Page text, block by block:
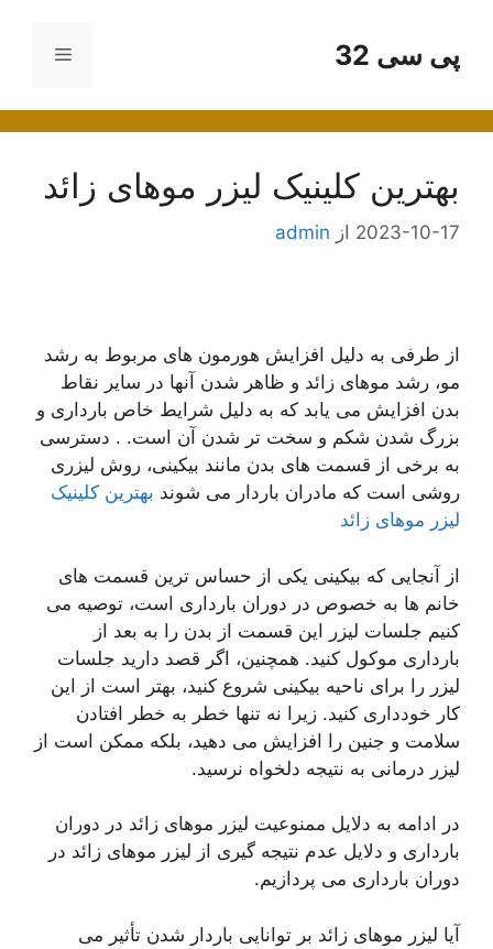
محتواپی سی 32 فهرست
بهترین کلینیک لیزر موهای زائد
2023-10-17 از admin
از طرفی به دلیل افزایش هورمون های مربوط به رشد
مو، رشد موهای زائد و ظاهر شدن آنها در سایر نقاط
بدن افزایش می یابد که به دلیل شرایط خاص بارداری و
بزرگ شدن شکم و سخت تر شدن آن است. . دسترسی
به برخی از قسمت های بدن مانند بیکینی، روش لیزری
روشی است که مادران باردار می شوند بهترین کلینیک
لیزر موهای زائد
از آنجایی که بیکینی یکی از حساس ترین قسمت های
خانم ها به خصوص در دوران بارداری است، توصیه می
کنیم جلسات لیزر این قسمت از بدن را به بعد از
بارداری موکول کنید. همچنین، اگر قصد دارید جلسات
لیزر را برای ناحیه بیکینی شروع کنید، بهتر است از این
کار خودداری کنید. زیرا نه تنها خطر به خطر افتادن
سلامت و جنین را افزایش می دهید، بلکه ممکن است از
لیزر درمانی به نتیجه دلخواه نرسید.
در ادامه به دلایل ممنوعیت لیزر موهای زائد در دوران
بارداری و دلایل عدم نتیجه گیری از لیزر موهای زائد در
دوران بارداری می پردازیم.
آیا لیزر موهای زائد بر توانایی باردار شدن تأثیر می